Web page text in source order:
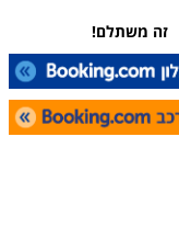
זה משתלם!